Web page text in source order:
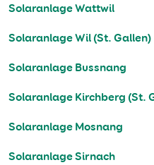
Solaranlage Wattwil
Solaranlage Wil (St. Gallen)
Solaranlage Bussnang
Solaranlage Kirchberg (St.
Solaranlage Mosnang
Solaranlage Sirnach